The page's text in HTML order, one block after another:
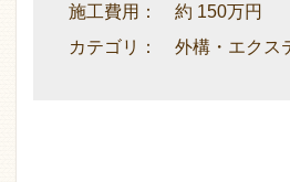
施工費用： 約 150万円
カテゴリ： 外構・エクス